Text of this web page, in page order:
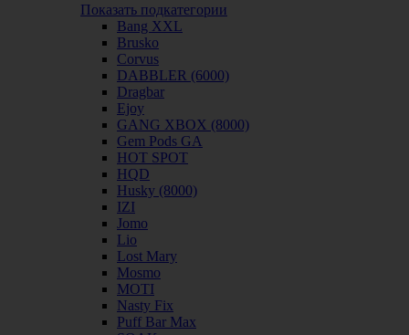
Показать подкатегории
Bang XXL
Brusko
Corvus
DABBLER (6000)
Dragbar
Ejoy
GANG XBOX (8000)
Gem Pods GA
HOT SPOT
HQD
Husky (8000)
IZI
Jomo
Lio
Lost Mary
Mosmo
MOTI
Nasty Fix
Puff Bar Max